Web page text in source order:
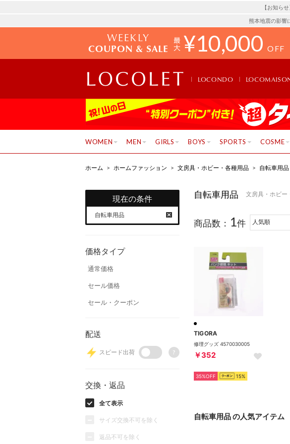
【お知ら
熊本地震の影響
WEEKLY
COUPON & SALE ¥10,000 OFF
LOCONDO
WOMEN MEN GIRLS BOYS SPORTS COSME
ホーム > ホームファッション > 文房具・ホビー・各種用品 > 自転車用品
現在の条件
自転車用品
価格タイプ
通常価格
セール価格
セール・クーポン
配送
スピード出荷 ?
交換・返品
全て表示
サイズ交換不可を除く
返品不可を除く
自転車用品 文房具・ホビー
商品数： 1件
TIGORA
修理グッズ 4570030005
￥352
35%OFF 15%
自転車用品 の人気アイテム